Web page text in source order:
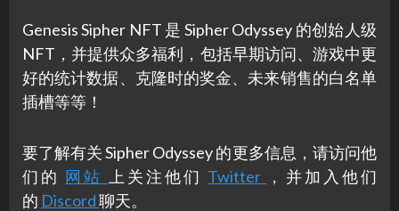
Genesis Sipher NFT 是 Sipher Odyssey 的创始人级
NFT，并提供众多福利，包括早期访问、游戏中更
好的统计数据、克隆时的奖金、未来销售的白名单
插槽等等！
要了解有关 Sipher Odyssey 的更多信息，请访问他
们的 网站 上关注他们 Twitter
，并加入他们
的 Discord聊天。